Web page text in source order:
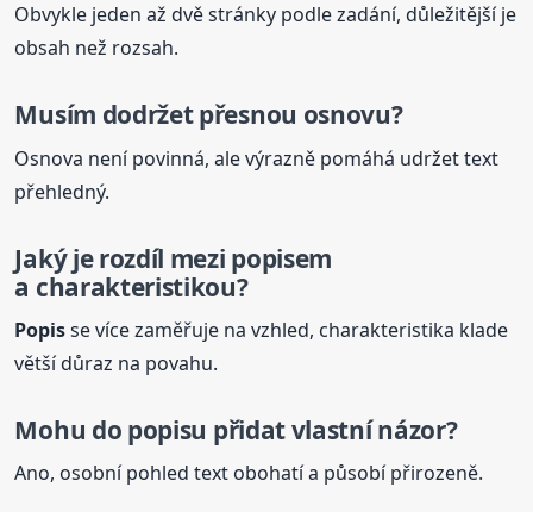
Obvykle jeden až dvě stránky podle zadání, důležitější je
obsah než rozsah.
Musím dodržet přesnou osnovu?
Osnova není povinná, ale výrazně pomáhá udržet text
přehledný.
Jaký je rozdíl mezi popisem
a charakteristikou?
Popisse více zaměřuje na vzhled, charakteristika klade
větší důraz na povahu.
Mohu do popisu přidat vlastní názor?
Ano, osobní pohled text obohatí a působí přirozeně.